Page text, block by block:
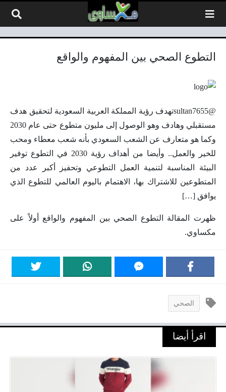
التطوع الصحي بين المفهوم والواقع
@sultan7655تهدف رؤية المملكة العربية السعودية لتحقيق هدف
مستقبلي وهادف وهو الوصول إلى مليون متطوع حتى عام 2030
وكما هو متعارف عن الشعب السعودي بأنه شعب معطاء ومحب
للخير والعمل.. وأيضا من أهداف رؤية 2030 في التطوع توفير
البيئة المناسبة لتنمية العمل التطوعي وتحفيز أكبر عدد من
المتطوعين للاشتراك بها، الاهتمام باليوم العالمي للتطوع الذي
يوافق […]
ظهرت المقالة التطوع الصحي بين المفهوم والواقع أولاً على
مكساوي.
الصحي
اقرأ أيضا